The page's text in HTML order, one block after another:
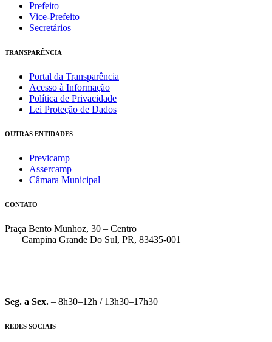
Prefeito
Vice-Prefeito
Secretários
TRANSPARÊNCIA
Portal da Transparência
Acesso à Informação
Política de Privacidade
Lei Proteção de Dados
OUTRAS ENTIDADES
Previcamp
Assercamp
Câmara Municipal
CONTATO
Praça Bento Munhoz, 30 – Centro
Campina Grande Do Sul, PR, 83435-001
Seg. a Sex. – 8h30–12h / 13h30–17h30
REDES SOCIAIS